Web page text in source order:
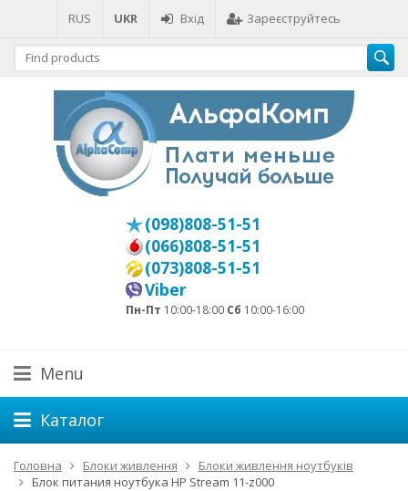
RUS UKR Вхід Зареєструйтесь
(098)808-51-51
(066)808-51-51
(073)808-51-51
Viber
Пн-Пт 10:00-18:00 Сб 10:00-16:00
Menu
Каталог
Головна Блоки живлення
Блоки живлення ноутбуків
Блок питания ноутбука HP Stream 11-z000